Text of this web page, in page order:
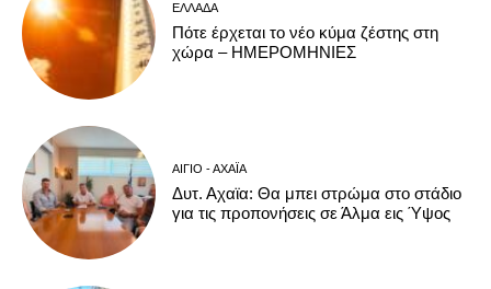
ΕΛΛΆΔΑ
Πότε έρχεται το νέο κύμα ζέστης στη
χώρα – ΗΜΕΡΟΜΗΝΙΕΣ
ΑΊΓΙΟ - ΑΧΑΪ́Α
Δυτ. Αχαϊα: Θα μπει στρώμα στο στάδιο
για τις προπονήσεις σε Άλμα εις Ύψος